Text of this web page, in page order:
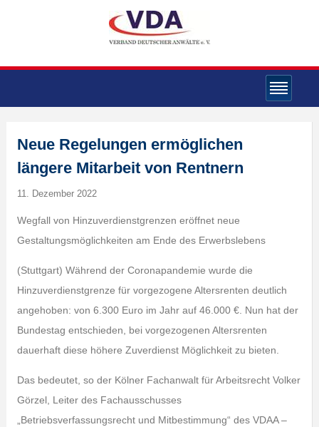
Neue Regelungen ermöglichen
längere Mitarbeit von Rentnern
11. Dezember 2022
Wegfall von Hinzuverdienstgrenzen eröffnet neue
Gestaltungsmöglichkeiten am Ende des Erwerbslebens
(Stuttgart) Während der Coronapandemie wurde die
Hinzuverdienstgrenze für vorgezogene Altersrenten deutlich
angehoben: von 6.300 Euro im Jahr auf 46.000 €. Nun hat der
Bundestag entschieden, bei vorgezogenen Altersrenten
dauerhaft diese höhere Zuverdienst Möglichkeit zu bieten.
Das bedeutet, so der Kölner Fachanwalt für Arbeitsrecht Volker
Görzel, Leiter des Fachausschusses
„Betriebsverfassungsrecht und Mitbestimmung“ des VDAA –